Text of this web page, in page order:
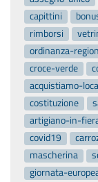
capittini
rimborsi
ordinanza-
croce-verde
acquistiamo-
costituzione
artigiano-in-
covid19
mascherina
giornata-